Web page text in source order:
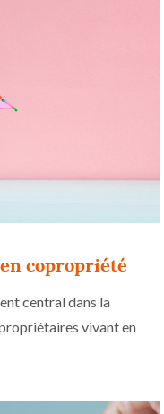
copropriété
central dans la
vivant en